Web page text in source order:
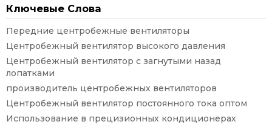
Ключевые Слова
Передние центробежные вентиляторы
Центробежный вентилятор высокого давления
Центробежный вентилятор с загнутыми назад
лопатками
производитель центробежных вентиляторов
Центробежный вентилятор постоянного тока оптом
Использование в прецизионных кондиционерах